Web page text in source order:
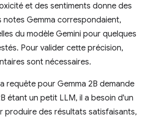
et des sentiments donne des
notes Gemma correspondaient,
du modèle Gemini pour quelques
Pour valider cette précision,
sont nécessaires.
requête pour Gemma 2B demande
étant un petit LLM, il a besoin d'un
produire des résultats satisfaisants,